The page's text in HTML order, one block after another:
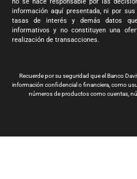
información aquí presentada, ni por
tasas de interés y demás datos
informativos y no constituyen una
realización de transacciones.
Recuerde por su seguridad que el Banco
información confidencial o financiera, como
números de productos como cuentas,